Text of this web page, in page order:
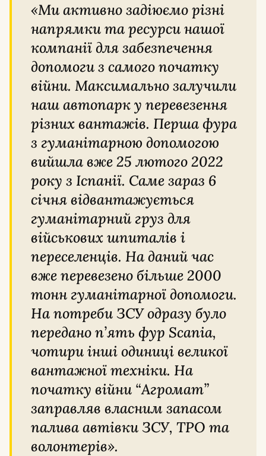
«Ми активно задіюємо різні
напрямки та ресурси нашої
компанії для забезпечення
допомоги з самого початку
війни. Максимально залучили
наш автопарк у перевезення
різних вантажів. Перша фура
з гуманітарною допомогою
вийшла вже 25 лютого 2022
року з Іспанії. Саме зараз 6
січня відвантажується
гуманітарний груз для
військових шпиталів і
переселенців. На даний час
вже перевезено більше 2000
тонн гуманітарної допомоги.
На потреби ЗСУ одразу було
передано п’ять фур Scania,
чотири інші одиниці великої
вантажної техніки. На
початку війни “Агромат”
заправляв власним запасом
палива автівки ЗСУ, ТРО та
волонтерів».